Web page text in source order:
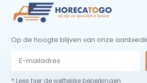
Op de hoogte blijven van onze
* Lees hier de wettelijke beperkingen